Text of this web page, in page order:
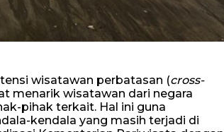
wisatawan perbatasan (cross-
menarik wisatawan dari negara
pihak terkait. Hal ini guna
kendala yang masih terjadi di